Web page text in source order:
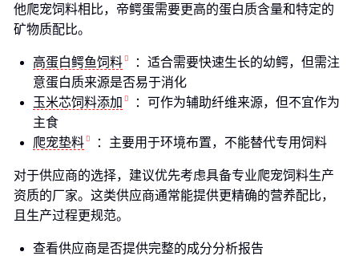
他爬宠饲料相比，帝鳄蛋需要更高的蛋白质含量和特定的
矿物质配比。
高蛋白鳄鱼饲料
：适合需要快速生长的幼鳄，但需注
意蛋白质来源是否易于消化
玉米芯饲料添加
：可作为辅助纤维来源，但不宜作为
主食
爬宠垫料
：主要用于环境布置，不能替代专用饲料
对于供应商的选择，建议优先考虑具备专业爬宠饲料生产
资质的厂家。这类供应商通常能提供更精确的营养配比，
且生产过程更规范。
查看供应商是否提供完整的成分分析报告